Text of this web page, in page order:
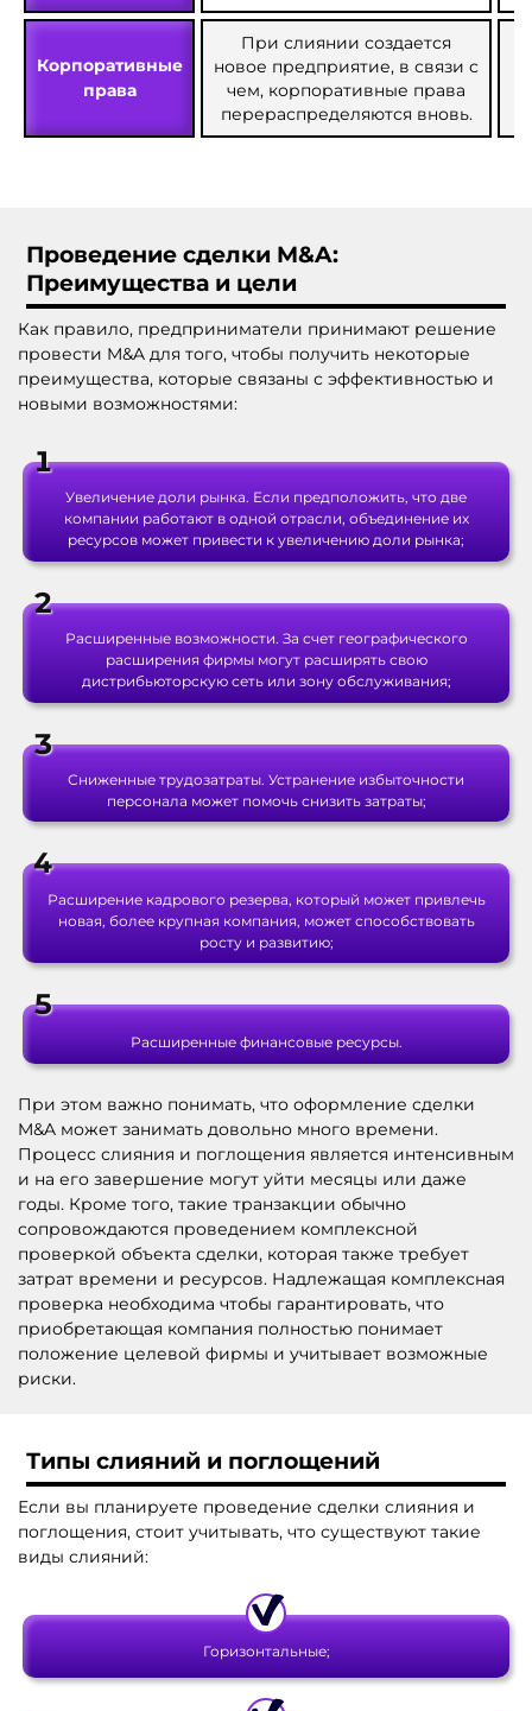
Корпоративные
права
При слиянии создается
новое предприятие, в связи с
чем, корпоративные права
перераспределяются вновь.
Проведение сделки M&A:
Преимущества и цели
Как правило, предприниматели принимают решение
провести M&A для того, чтобы получить некоторые
преимущества, которые связаны с эффективностью и
новыми возможностями:
Увеличение доли рынка. Если предположить, что две
компании работают в одной отрасли, объединение их
ресурсов может привести к увеличению доли рынка;
Расширенные возможности. За счет географического
расширения фирмы могут расширять свою
дистрибьюторскую сеть или зону обслуживания;
Сниженные трудозатраты. Устранение избыточности
персонала может помочь снизить затраты;
Расширение кадрового резерва, который может привлечь
новая, более крупная компания, может способствовать
росту и развитию;
Расширенные финансовые ресурсы.
При этом важно понимать, что оформление сделки
M&A может занимать довольно много времени.
Процесс слияния и поглощения является интенсивным
и на его завершение могут уйти месяцы или даже
годы. Кроме того, такие транзакции обычно
сопровождаются проведением комплексной
проверкой объекта сделки, которая также требует
затрат времени и ресурсов. Надлежащая комплексная
проверка необходима чтобы гарантировать, что
приобретающая компания полностью понимает
положение целевой фирмы и учитывает возможные
риски.
Типы слияний и поглощений
Если вы планируете проведение сделки слияния и
поглощения, стоит учитывать, что существуют такие
виды слияний:
Горизонтальные;